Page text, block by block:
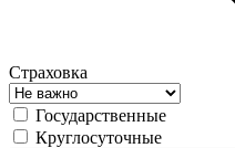
Страховка
Государственные
Круглосуточные